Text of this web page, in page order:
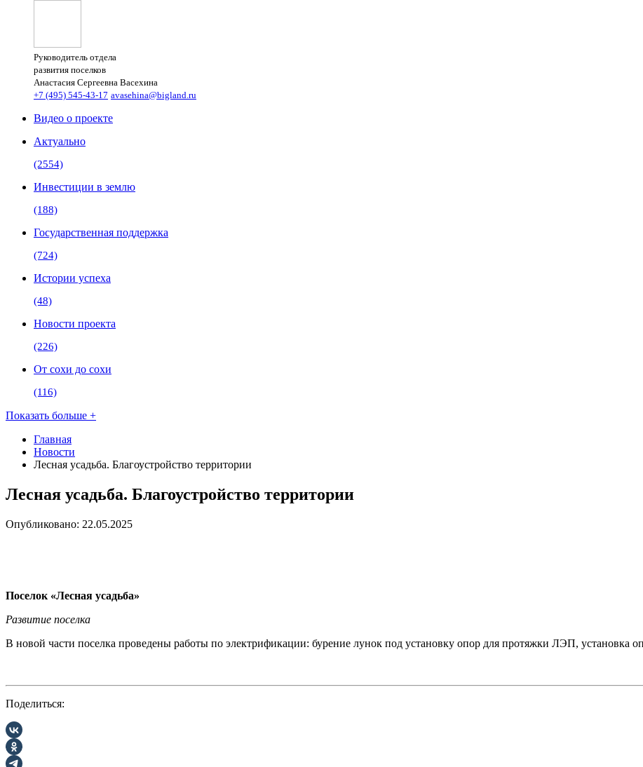
Руководитель отдела
развития поселков
Анастасия Сергеевна Васехина
+7 (495) 545-43-17 avasehina@bigland.ru
Видео о проекте
Актуально
(2554)
Инвестиции в землю
(188)
Государственная поддержка
(724)
Истории успеха
(48)
Новости проекта
(226)
От сохи до сохи
(116)
Показать больше +
Главная
Новости
Лесная усадьба. Благоустройство территории
Лесная усадьба. Благоустройство территории
Опубликовано: 22.05.2025
Поселок «Лесная усадьба»
Развитие поселка
В новой части поселка проведены работы по электрификации: бурение лунок под установку опор для протяжки ЛЭП, установка
Поделиться: